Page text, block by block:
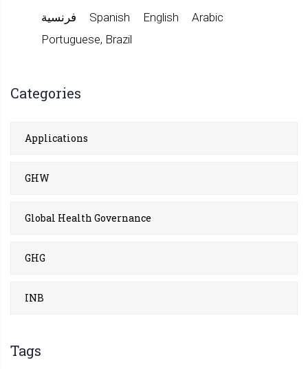
Arabic
English
Spanish
فرنسية
Portuguese, Brazil
Categories
Applications
GHW
Global Health Governance
GHG
INB
Tags